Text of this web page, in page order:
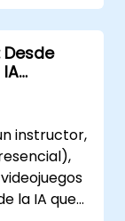
texturas
e
en
visual
lograr
óptimos
instructor,
la IA que